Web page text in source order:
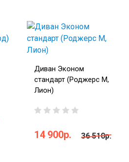
Диван Эконом
стандарт (Роджерс М,
Лион)
14 900р. 36 510р.